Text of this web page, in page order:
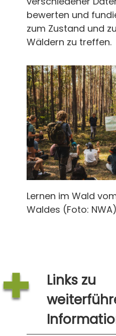
bewerten und
zum Zustand und
Wäldern zu treffen.
Lernen im Wald
Waldes (Foto: NWA)
Links zu